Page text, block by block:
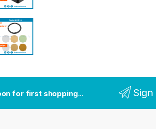
...and receive
for first shopping